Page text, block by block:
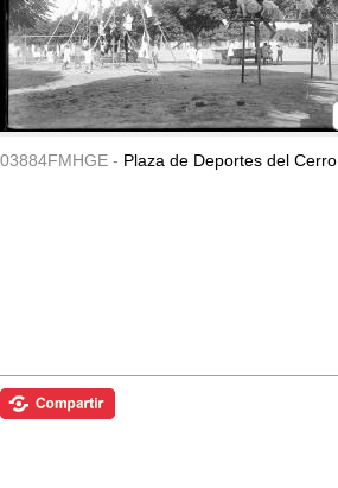
03884FMHGE - Plaza de Deportes del Cerro.